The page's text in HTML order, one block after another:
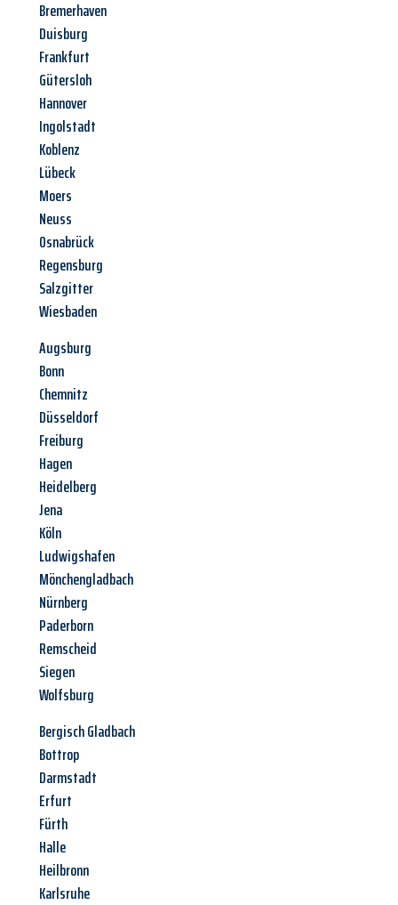
Bremerhaven
Duisburg
Frankfurt
Gütersloh
Hannover
Ingolstadt
Koblenz
Lübeck
Moers
Neuss
Osnabrück
Regensburg
Salzgitter
Wiesbaden
Augsburg
Bonn
Chemnitz
Düsseldorf
Freiburg
Hagen
Heidelberg
Jena
Köln
Ludwigshafen
Mönchengladbach
Nürnberg
Paderborn
Remscheid
Siegen
Wolfsburg
Bergisch Gladbach
Bottrop
Darmstadt
Erfurt
Fürth
Halle
Heilbronn
Karlsruhe